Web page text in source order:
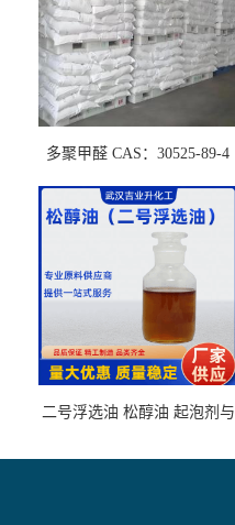
多聚甲醛 CAS：30525-89-4
二号浮选油 松醇油 起泡剂与